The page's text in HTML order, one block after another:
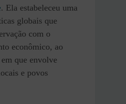
. Ela estabeleceu uma
globais que
com o
econômico, ao
que envolve
e povos